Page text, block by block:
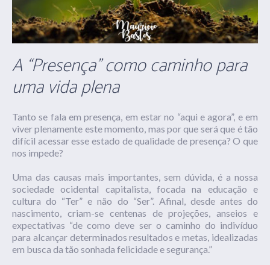
A “Presença” como caminho para
uma vida plena
Tanto se fala em presença, em estar no “aqui e agora”, e em
viver plenamente este momento, mas por que será que é tão
difícil acessar esse estado de qualidade de presença? O que
nos impede?
Uma das causas mais importantes, sem dúvida, é a nossa
sociedade ocidental capitalista, focada na educação e
cultura do “Ter” e não do “Ser”. Afinal, desde antes do
nascimento, criam-se centenas de projeções, anseios e
expectativas “de como deve ser o caminho do indivíduo
para alcançar determinados resultados e metas, idealizadas
em busca da tão sonhada felicidade e segurança.”